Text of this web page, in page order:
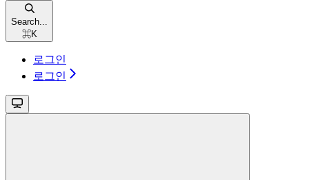
Search...
⌘K
로그인
로그인